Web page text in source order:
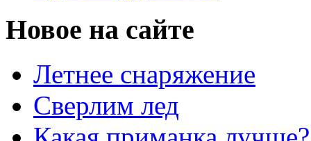
Новое на сайте
Летнее снаряжение
Сверлим лед